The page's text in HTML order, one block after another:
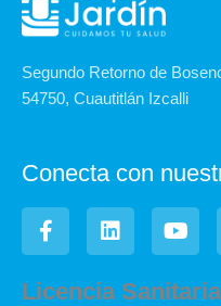
Segundo Retorno de
54750, Cuautitlán Izcalli
Conecta con
F
a
c
e
L
i
n
k
Y
o
u
t
Licencia Sanitaria